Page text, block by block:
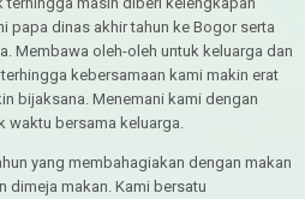
papa dinas akhir tahun ke Bogor serta
Membawa oleh-oleh untuk keluarga dan
kebersamaan kami makin erat
bijaksana. Menemani kami dengan
waktu bersama keluarga.
yang membahagiakan dengan makan
dimeja makan. Kami bersatu